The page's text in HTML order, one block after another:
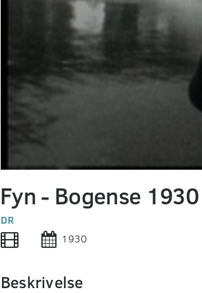
of
0
seconds
90%
Fyn - Bogense 1930
DR
1930
Beskrivelse